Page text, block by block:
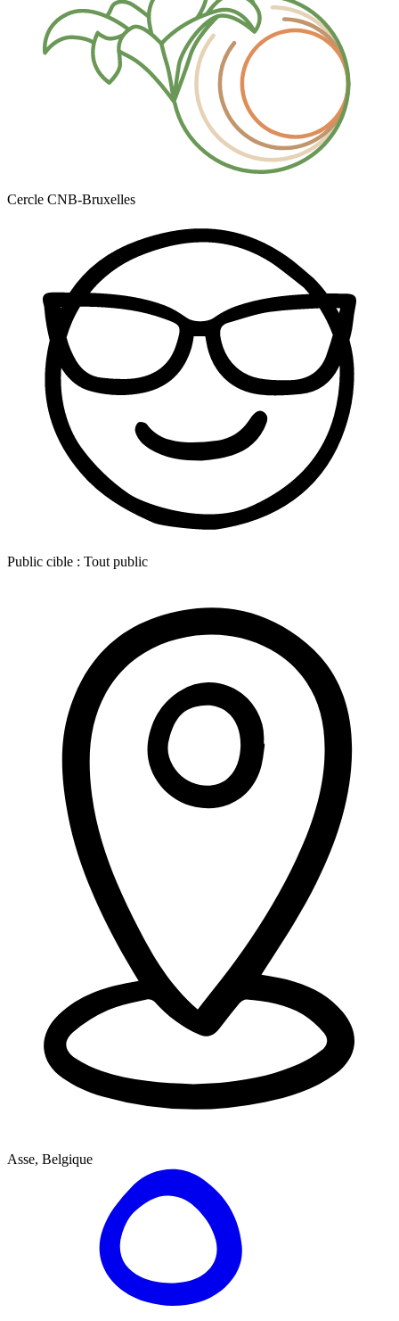
Cercle CNB-Bruxelles
Public cible : Tout public
Asse, Belgique